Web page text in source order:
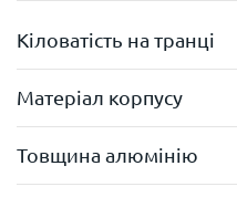
Кіловатість на транці
Матеріал корпусу
Товщина алюмінію